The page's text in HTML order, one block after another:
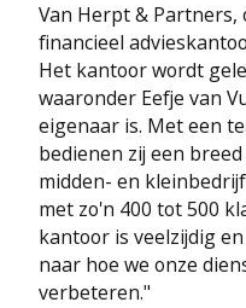
Van Herpt & Partners,
financieel
Het kantoor wordt
waaronder Eefje van
eigenaar is. Met een
bedienen zij een
midden- en
met zo'n 400 tot 500
kantoor is veelzijdig
naar hoe we onze
verbeteren."